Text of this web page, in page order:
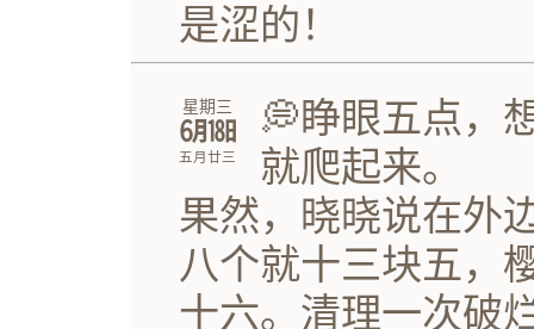
是涩的！
星期三
㋅㏱
五月廿三
💭睁眼五点，
就爬起来。
果然，晓晓说在外
八个就十三块五，
十六。清理一次破